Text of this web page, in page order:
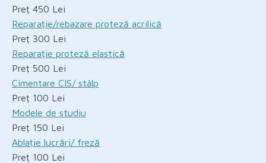
Preț 450 Lei
Reparație/rebazare proteză acrilică
Preț 300 Lei
Reparație proteză elastică
Preț 500 Lei
Cimentare CIS/ stâlp
Preț 100 Lei
Modele de studiu
Preț 150 Lei
Ablație lucrări/ freză
Preț 100 Lei